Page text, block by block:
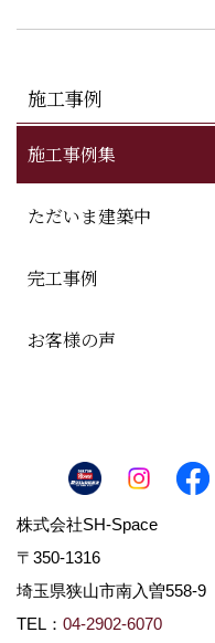
施工事例
施工事例集
ただいま建築中
完工事例
お客様の声
株式会社SH-Space
〒350-1316
埼玉県狭山市南入曽558-9
TEL： 04-2902-6070